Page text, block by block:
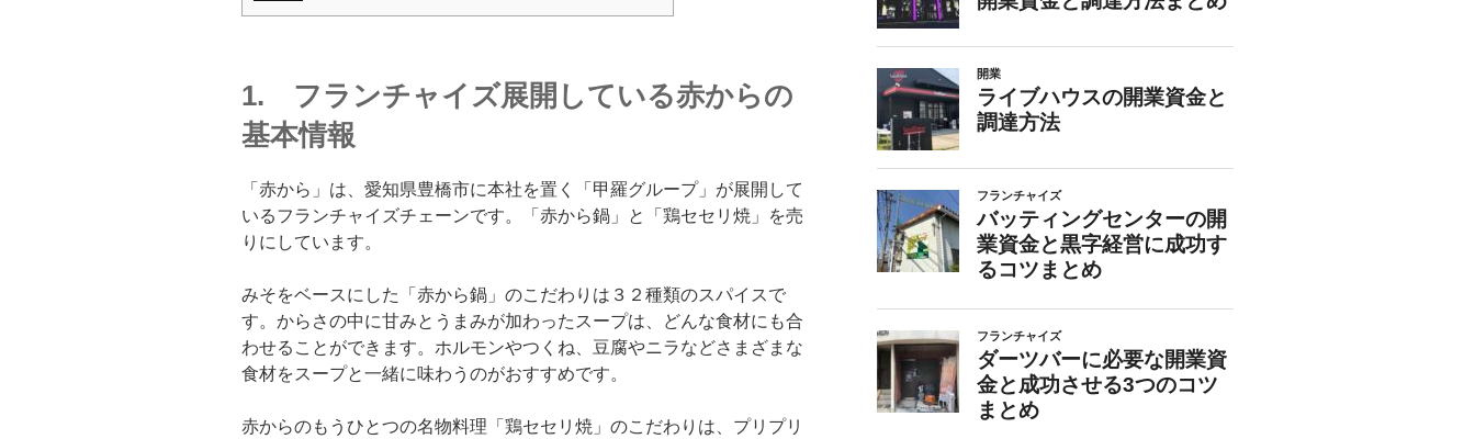
1. フランチャイズ展開している赤からの
基本情報
「赤から」は、愛知県豊橋市に本社を置く「甲羅グループ」が展開して
いるフランチャイズチェーンです。「赤から鍋」と「鶏セセリ焼」を売
りにしています。
みそをベースにした「赤から鍋」のこだわりは３２種類のスパイスで
す。からさの中に甘みとうまみが加わったスープは、どんな食材にも合
わせることができます。ホルモンやつくね、豆腐やニラなどさまざまな
食材をスープと一緒に味わうのがおすすめです。
赤からのもうひとつの名物料理「鶏セセリ焼」のこだわりは、プリプリ